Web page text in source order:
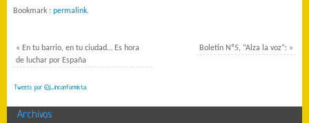
Bookmark : permalink.
« En tu barrio, en tu ciudad… Es hora
de luchar por España
Boletín Nº5, “Alza la voz”: »
Tweets por @j_inconformista
Archivos